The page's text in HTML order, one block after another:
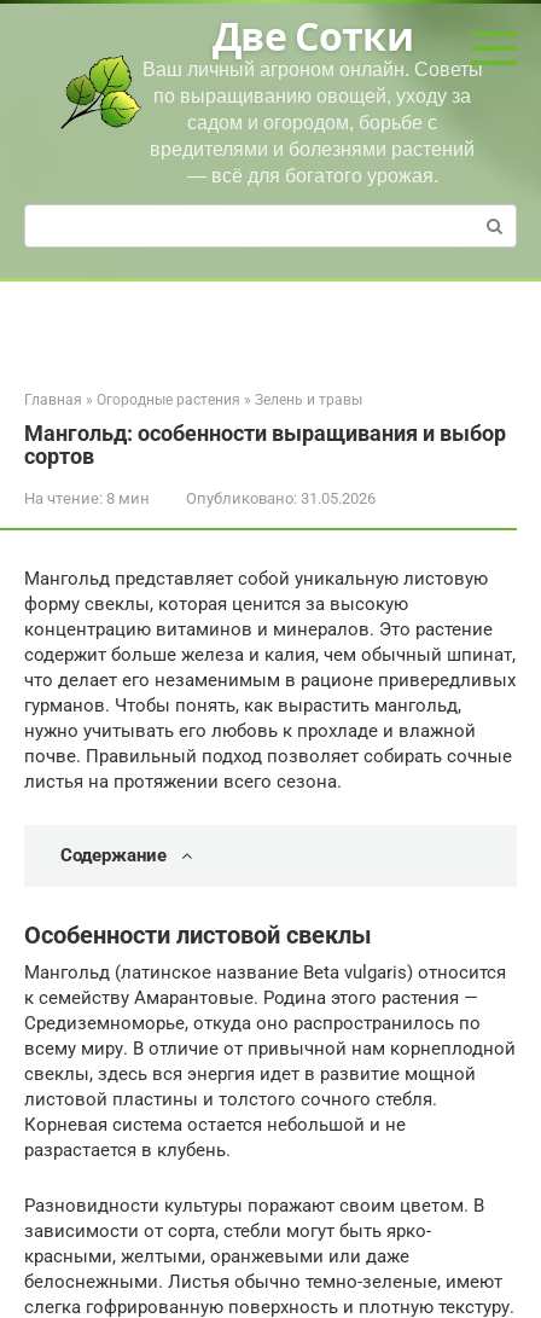
Перейти
Две Сотки
Ваш личный агроном онлайн. Советы
по выращиванию овощей, уходу за
садом и огородом, борьбе с
вредителями и болезнями растений
— всё для богатого урожая.
Поиск:
Главная » Огородные растения » Зелень и травы
Мангольд: особенности выращивания и выбор
сортов
На чтение: 8 мин Опубликовано: 31.05.2026
Мангольд представляет собой уникальную листовую
форму свеклы, которая ценится за высокую
концентрацию витаминов и минералов. Это растение
содержит больше железа и калия, чем обычный шпинат,
что делает его незаменимым в рационе привередливых
гурманов. Чтобы понять, как вырастить мангольд,
нужно учитывать его любовь к прохладе и влажной
почве. Правильный подход позволяет собирать сочные
листья на протяжении всего сезона.
Содержание
Особенности листовой свеклы
Мангольд (латинское название Beta vulgaris) относится
к семейству Амарантовые. Родина этого растения —
Средиземноморье, откуда оно распространилось по
всему миру. В отличие от привычной нам корнеплодной
свеклы, здесь вся энергия идет в развитие мощной
листовой пластины и толстого сочного стебля.
Корневая система остается небольшой и не
разрастается в клубень.
Разновидности культуры поражают своим цветом. В
зависимости от сорта, стебли могут быть ярко-
красными, желтыми, оранжевыми или даже
белоснежными. Листья обычно темно-зеленые, имеют
слегка гофрированную поверхность и плотную текстуру.